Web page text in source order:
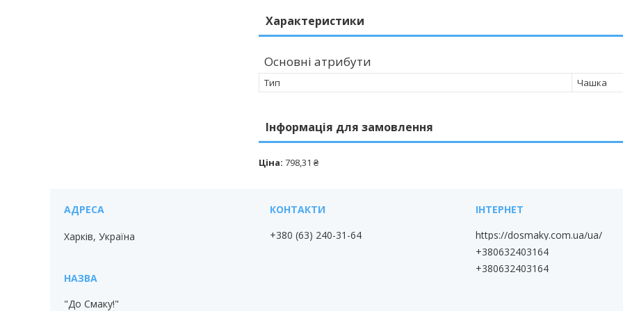
Характеристики
Основні атрибути
Тип Чашка
Інформація для замовлення
Ціна: 798,31 ₴
Харків, Україна
"До Смаку!"
+380 (63) 240-31-64
https://dosmaky.com.ua/ua/
+380632403164
+380632403164